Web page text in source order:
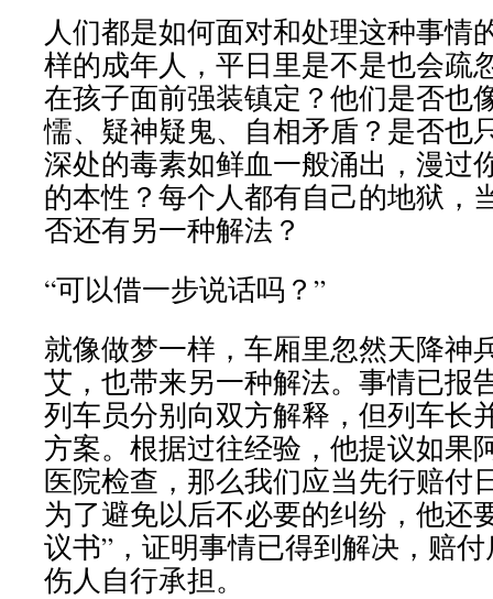
人们都是如何面对和处理这种事情
样的成年人，平日里是不是也会疏
在孩子面前强装镇定？他们是否也
懦、疑神疑鬼、自相矛盾？是否也
深处的毒素如鲜血一般涌出，漫过
的本性？每个人都有自己的地狱
否还有另一种解法？
“可以借一步说话吗？”
就像做梦一样，车厢里忽然天降神
艾，也带来另一种解法。事情已报
列车员分别向双方解释，但列车长
方案。根据过往经验，他提议如果
医院检查，那么我们应当先行赔付
为了避免以后不必要的纠纷，他还
议书”，证明事情已得到解决，赔
伤人自行承担。